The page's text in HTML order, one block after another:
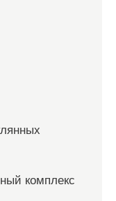
комплекс